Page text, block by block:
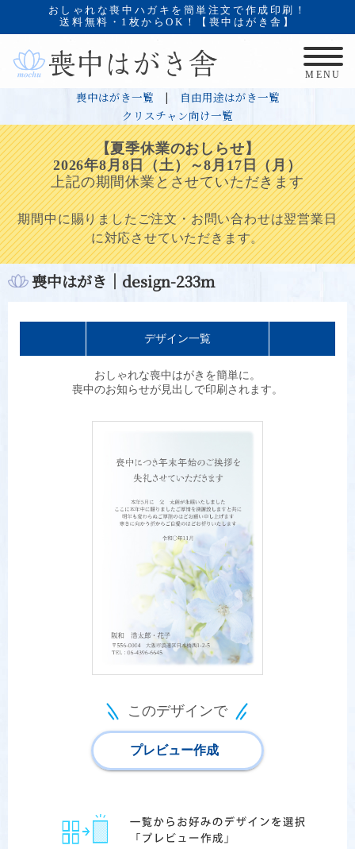
おしゃれな喪中ハガキを簡単注文で作成印刷！
送料無料・1枚からOK！【喪中はがき舎】
MENU
喪中はがき一覧 |
自由用途はがき一覧
クリスチャン向け一覧
【夏季休業のおしらせ】
2026年8月8日（土）～8月17日（月）
上記の期間休業とさせていただきます
期間中に賜りましたご注文・お問い合わせは翌営業日
に対応させていただきます。
喪中はがき｜design-233m
デザイン一覧
おしゃれな喪中はがきを簡単に。
喪中のお知らせが見出しで印刷されます。
このデザインで
プレビュー作成